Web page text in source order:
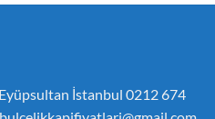
İstanbul 0212 674